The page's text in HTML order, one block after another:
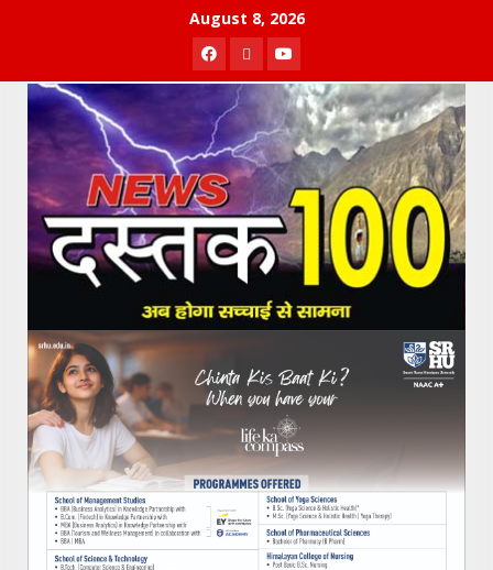
August 8, 2026
Facebook
TwitterYoutube